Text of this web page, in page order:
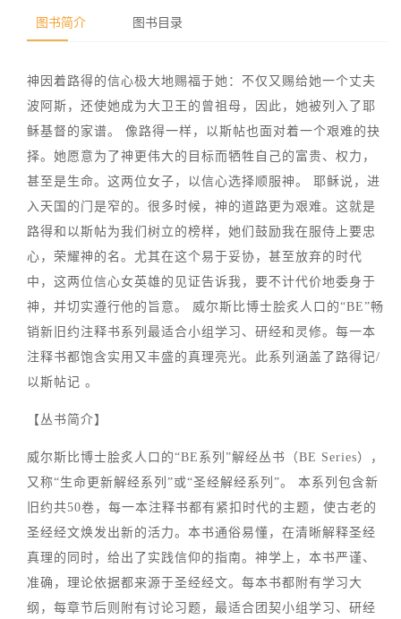
图书简介 图书目录
神因着路得的信心极大地赐福于她：不仅又赐给她一个丈夫
波阿斯，还使她成为大卫王的曾祖母，因此，她被列入了耶
稣基督的家谱。 像路得一样，以斯帖也面对着一个艰难的抉
择。她愿意为了神更伟大的目标而牺牲自己的富贵、权力，
甚至是生命。这两位女子，以信心选择顺服神。 耶稣说，进
入天国的门是窄的。很多时候，神的道路更为艰难。这就是
路得和以斯帖为我们树立的榜样，她们鼓励我在服侍上要忠
心，荣耀神的名。尤其在这个易于妥协，甚至放弃的时代
中，这两位信心女英雄的见证告诉我，要不计代价地委身于
神，并切实遵行他的旨意。 威尔斯比博士脍炙人口的“BE”畅
销新旧约注释书系列最适合小组学习、研经和灵修。每一本
注释书都饱含实用又丰盛的真理亮光。此系列涵盖了路得记/
以斯帖记 。
【丛书简介】
威尔斯比博士脍炙人口的“BE系列”解经丛书（BE Series），
又称“生命更新解经系列”或“圣经解经系列”。 本系列包含新
旧约共50卷，每一本注释书都有紧扣时代的主题，使古老的
圣经经文焕发出新的活力。本书通俗易懂，在清晰解释圣经
真理的同时，给出了实践信仰的指南。神学上，本书严谨、
准确，理论依据都来源于圣经经文。每本书都附有学习大
纲，每章节后则附有讨论习题，最适合团契小组学习、研经